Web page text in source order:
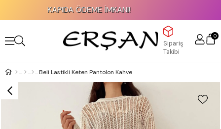
KAPIDA ÖDEME İMKANI!
Sipariş
Takibi
0
Beli Lastikli Keten Pantolon Kahve